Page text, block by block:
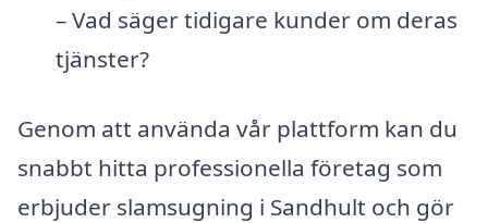
– Vad säger tidigare kunder om deras
tjänster?
Genom att använda vår plattform kan du
snabbt hitta professionella företag som
erbjuder slamsugning i Sandhult och gör